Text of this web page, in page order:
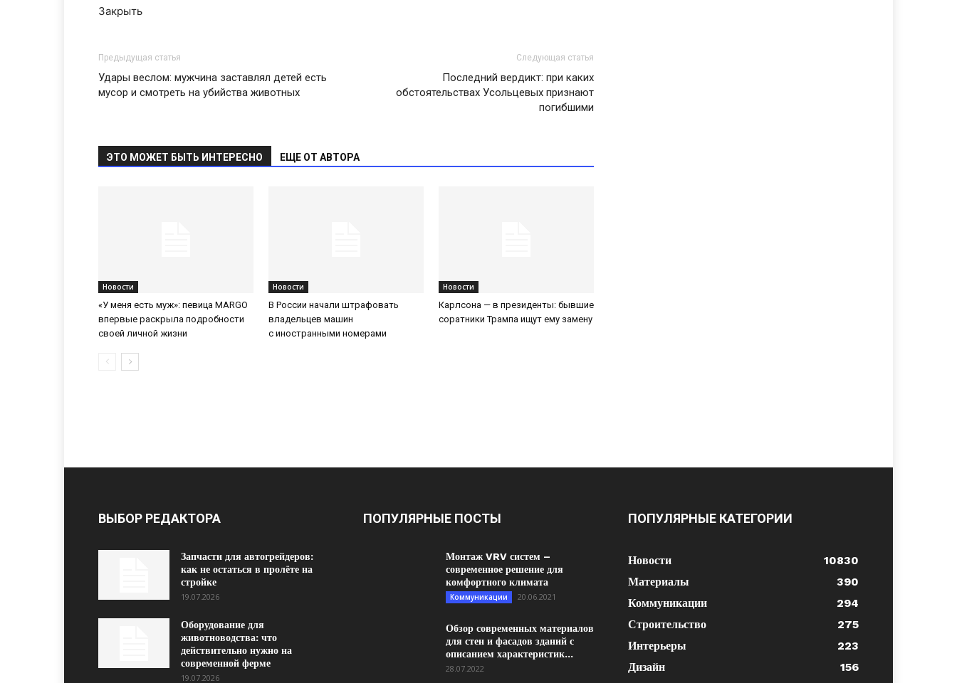
Закрыть
Предыдущая статья
Удары веслом: мужчина заставлял детей есть
мусор и смотреть на убийства животных
Следующая статья
Последний вердикт: при каких
обстоятельствах Усольцевых признают
погибшими
ЭТО МОЖЕТ БЫТЬ ИНТЕРЕСНО ЕЩЕ ОТ АВТОРА
Новости
«У меня есть муж»: певица MARGO
впервые раскрыла подробности
своей личной жизни
Новости
В России начали штрафовать
владельцев машин
с иностранными номерами
Новости
Карлсона — в президенты: бывшие
соратники Трампа ищут ему замену
ВЫБОР РЕДАКТОРА
Запчасти для автогрейдеров:
как не остаться в пролёте на
стройке
19.07.2026
Оборудование для
животноводства: что
действительно нужно на
современной ферме
19.07.2026
ПОПУЛЯРНЫЕ ПОСТЫ
Монтаж VRV систем –
современное решение для
комфортного климата
Коммуникации 20.06.2021
Обзор современных материалов
для стен и фасадов зданий с
описанием характеристик...
28.07.2022
ПОПУЛЯРНЫЕ КАТЕГОРИИ
Новости
10830
Материалы
390
Коммуникации
294
Строительство
275
Интерьеры
223
Дизайн
156